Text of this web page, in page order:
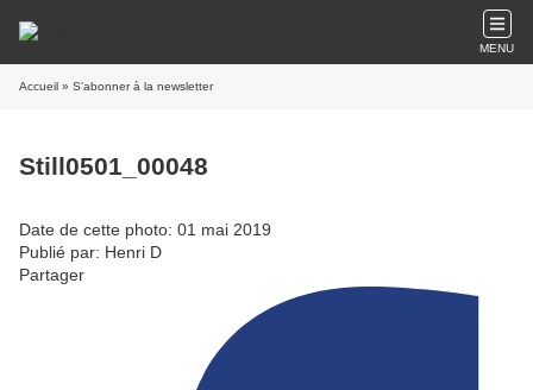
MENU
Accueil » S'abonner à la newsletter
Still0501_00048
Date de cette photo: 01 mai 2019
Publié par: Henri D
Partager